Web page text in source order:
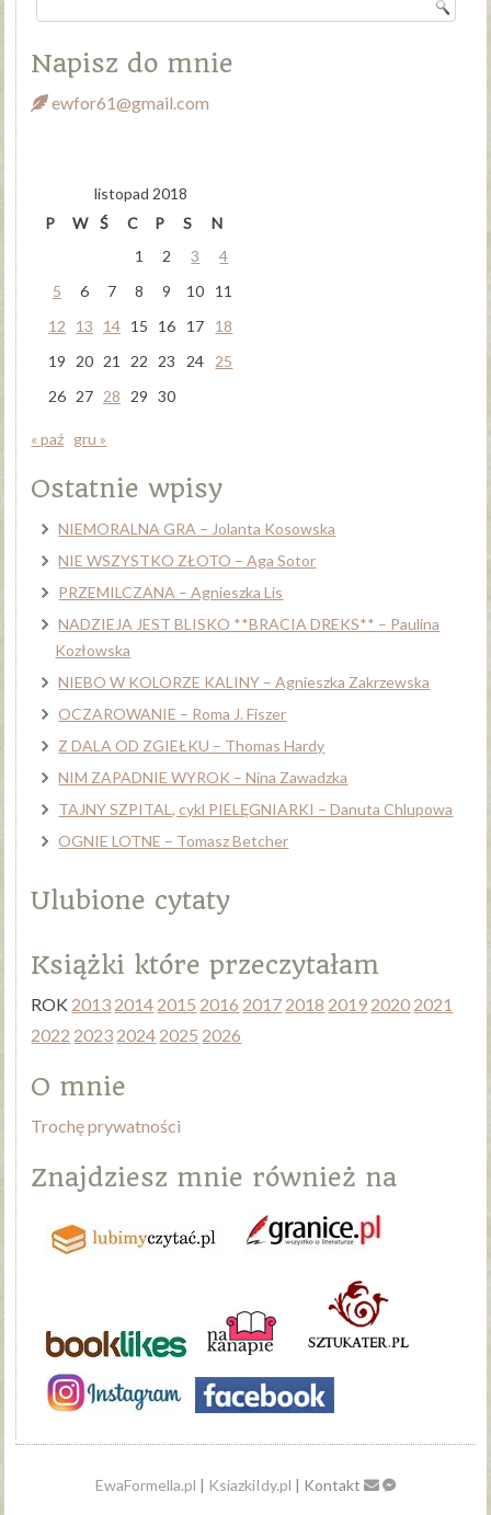
Napisz do mnie
ewfor61@gmail.com
listopad 2018
P
W Ś C P S
N
1
2 3
4
5
6 7 8 9 10
11
12
13 14 15 16 17
18
19
20 21 22 23 24
25
26 27 28 29 30
« paź gru »
Ostatnie wpisy
NIEMORALNA GRA – Jolanta Kosowska
NIE WSZYSTKO ZŁOTO – Aga Sotor
PRZEMILCZANA – Agnieszka Lis
NADZIEJA JEST BLISKO **BRACIA DREKS** – Paulina
Kozłowska
NIEBO W KOLORZE KALINY – Agnieszka Zakrzewska
OCZAROWANIE – Roma J. Fiszer
Z DALA OD ZGIEŁKU – Thomas Hardy
NIM ZAPADNIE WYROK – Nina Zawadzka
TAJNY SZPITAL, cykl PIELĘGNIARKI – Danuta Chlupowa
OGNIE LOTNE – Tomasz Betcher
Ulubione cytaty
Książki które przeczytałam
ROK 2013 2014 2015 2016 2017 2018 2019 2020 2021
2022 2023 2024 2025 2026
O mnie
Trochę prywatności
Znajdziesz mnie również na
EwaFormella.pl | KsiazkiIdy.pl | Kontakt